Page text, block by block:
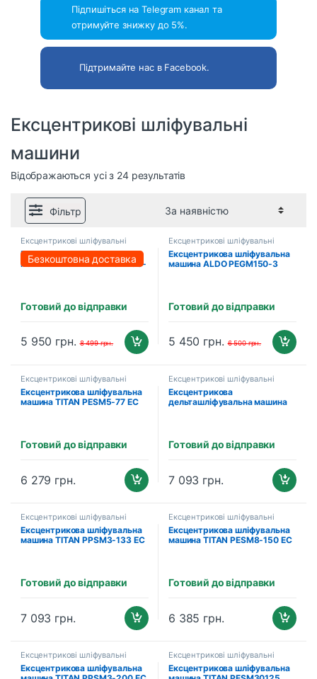
Підпишіться на Telegram канал та
отримуйте знижку до 5%.
Підтримайте нас в Facebook.
Ексцентрикові шліфувальні
машини
Відображаються усі з 24 результатів
Фільтр
Ексцентрикові шліфувальні
машини
Безкоштовна доставка
Ексцентрикова шліфувальна
машина PROFI-TEC PEGM150-
Готовий до відправки
5 950 грн. 8 499грн.
Ексцентрикові шліфувальні
машини
Ексцентрикова шліфувальна
машина ALDO PEGM150-3
Готовий до відправки
5 450 грн. 6 500грн.
Ексцентрикові шліфувальні
машини
Ексцентрикова шліфувальна
машина TITAN PESM5-77 EC
Готовий до відправки
6 279 грн.
Ексцентрикові шліфувальні
машини
Ексцентрикова
дельташліфувальна машина
Готовий до відправки
7 093 грн.
Ексцентрикові шліфувальні
машини
Ексцентрикова шліфувальна
машина TITAN PPSM3-133 EC
Готовий до відправки
7 093 грн.
Ексцентрикові шліфувальні
машини
Ексцентрикова шліфувальна
машина TITAN PESM8-150 EC
Готовий до відправки
6 385 грн.
Ексцентрикові шліфувальні
машини
Ексцентрикова шліфувальна
Ексцентрикові шліфувальні
машини
Ексцентрикова шліфувальна